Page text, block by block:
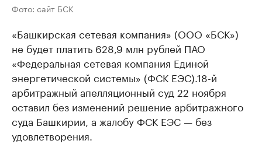
Фото: сайт БСК
«Башкирская сетевая компания» (ООО «БСК»)
не будет платить 628,9 млн рублей ПАО
«Федеральная сетевая компания Единой
энергетической системы» (ФСК ЕЭС).18-й
арбитражный апелляционный суд 22 ноября
оставил без изменений решение арбитражного
суда Башкирии, а жалобу ФСК ЕЭС — без
удовлетворения.